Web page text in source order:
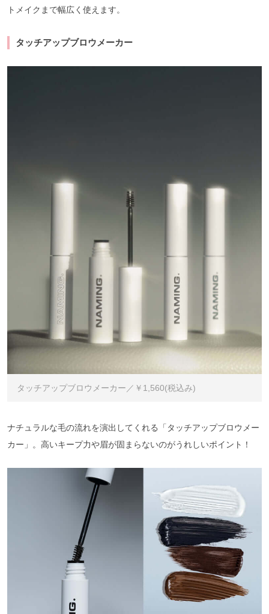
トメイクまで幅広く使えます。
タッチアップブロウメーカー
タッチアップブロウメーカー／￥1,560(税込み)
ナチュラルな毛の流れを演出してくれる「タッチアップブロウメー
カー」。高いキープ力や眉が固まらないのがうれしいポイント！